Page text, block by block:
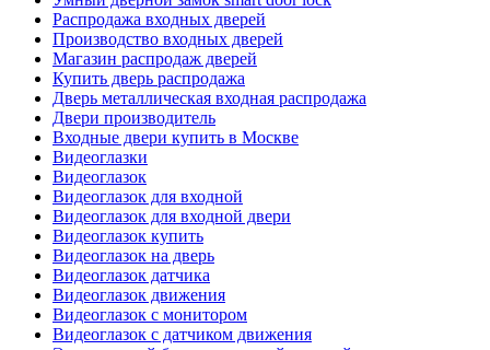
Распродажа входных дверей
Производство входных дверей
Магазин распродаж дверей
Купить дверь распродажа
Дверь металлическая входная распродажа
Двери производитель
Входные двери купить в Москве
Видеоглазки
Видеоглазок
Видеоглазок для входной
Видеоглазок для входной двери
Видеоглазок купить
Видеоглазок на дверь
Видеоглазок датчика
Видеоглазок движения
Видеоглазок с монитором
Видеоглазок с датчиком движения